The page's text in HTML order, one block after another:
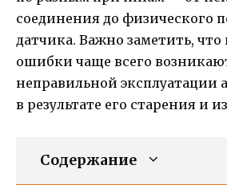
соединения до физического
датчика. Важно заметить,
ошибки чаще всего
неправильной эксплуатации
в результате его старения и
Содержание